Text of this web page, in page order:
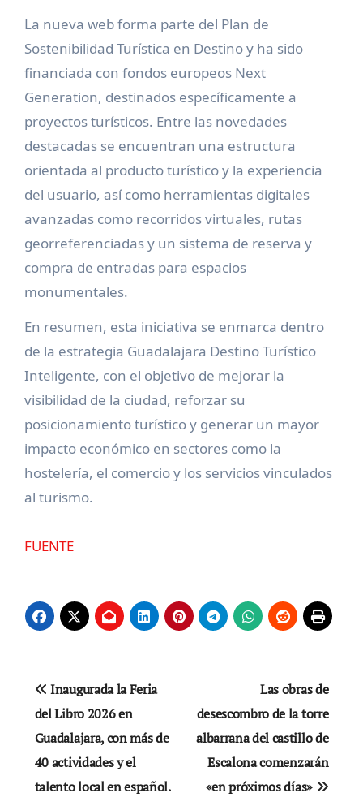
La nueva web forma parte del Plan de
Sostenibilidad Turística en Destino y ha sido
financiada con fondos europeos Next
Generation, destinados específicamente a
proyectos turísticos. Entre las novedades
destacadas se encuentran una estructura
orientada al producto turístico y la experiencia
del usuario, así como herramientas digitales
avanzadas como recorridos virtuales, rutas
georreferenciadas y un sistema de reserva y
compra de entradas para espacios
monumentales.
En resumen, esta iniciativa se enmarca dentro
de la estrategia Guadalajara Destino Turístico
Inteligente, con el objetivo de mejorar la
visibilidad de la ciudad, reforzar su
posicionamiento turístico y generar un mayor
impacto económico en sectores como la
hostelería, el comercio y los servicios vinculados
al turismo.
FUENTE
Navegación
de
entradas
Inaugurada la Feria
del Libro 2026 en
Guadalajara, con más de
40 actividades y el
talento local en español.
Las obras de
desescombro de la torre
albarrana del castillo de
Escalona comenzarán
«en próximos días»